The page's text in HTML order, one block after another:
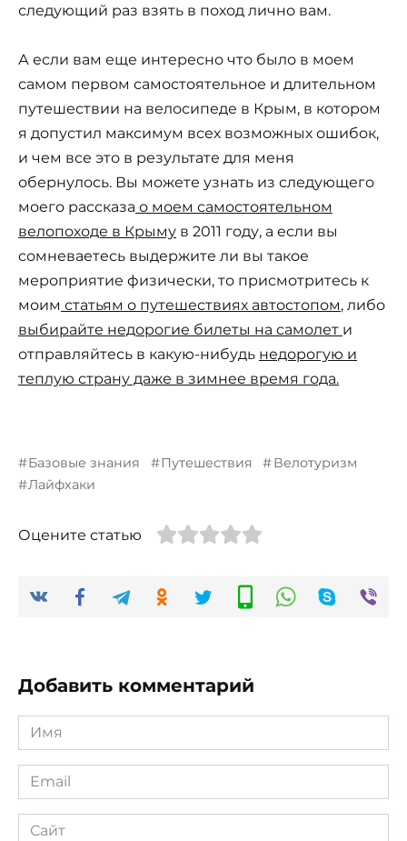
следующий раз взять в поход лично вам.
А если вам еще интересно что было в моем
самом первом самостоятельное и длительном
путешествии на велосипеде в Крым, в котором
я допустил максимум всех возможных ошибок,
и чем все это в результате для меня
обернулось. Вы можете узнать из следующего
моего рассказа о моем самостоятельном
велопоходе в Крыму в 2011 году, а если вы
сомневаетесь выдержите ли вы такое
мероприятие физически, то присмотритесь к
моим статьям о путешествиях автостопом, либо
выбирайте недорогие билеты на самолет и
отправляйтесь в какую-нибудь недорогую и
теплую страну даже в зимнее время года.
Базовые знания Путешествия
Велотуризм
Лайфхаки
Оцените статью
Добавить комментарий
Имя
*
Email
*
Сайт